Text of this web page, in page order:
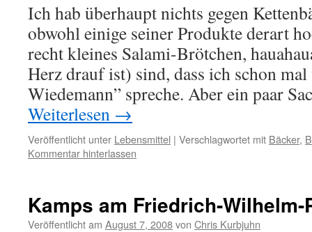
Ich hab überhaupt nichts gegen
obwohl einige seiner Produkte derart
recht kleines Salami-Brötchen,
Herz drauf ist) sind, dass ich schon
Wiedemann” spreche. Aber ein paar
Weiterlesen →
Veröffentlicht unter Lebensmittel | Verschlagwortet mit Bäcker,
Kommentar hinterlassen
Kamps am Friedrich-Wilhelm-
Veröffentlicht am August 7, 2008von Chris Kurbjuhn